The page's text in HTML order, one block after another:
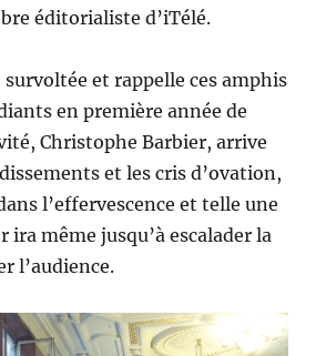
éditorialiste d’iTélé.
survoltée et rappelle ces amphis
en première année de
Christophe Barbier, arrive
et les cris d’ovation,
l’effervescence et telle une
ira même jusqu’à escalader la
l’audience.